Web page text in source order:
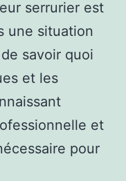
serrurier est
une situation
savoir quoi
et les
et
pour